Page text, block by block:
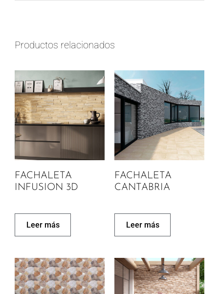
Productos relacionados
FACHALETA
INFUSION 3D
Leer más
FACHALETA
CANTABRIA
Leer más